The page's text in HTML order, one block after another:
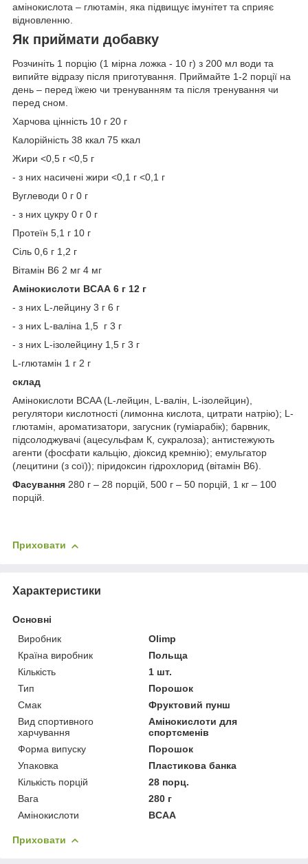
амінокислота – глютамін, яка підвищує імунітет та сприяє
відновленню.
Як приймати добавку
Розчиніть 1 порцію (1 мірна ложка - 10 г) з 200 мл води та
випийте відразу після приготування. Приймайте 1-2 порції на
день – перед їжею чи тренуванням та після тренування чи
перед сном.
Харчова цінність 10 г 20 г
Калорійність 38 ккал 75 ккал
Жири <0,5 г <0,5 г
- з них насичені жири <0,1 г <0,1 г
Вуглеводи 0 г 0 г
- з них цукру 0 г 0 г
Протеїн 5,1 г 10 г
Сіль 0,6 г 1,2 г
Вітамін B6 2 мг 4 мг
Амінокислоти BCAA 6 г 12 г
- з них L-лейцину 3 г 6 г
- з них L-валіна 1,5 г 3 г
- з них L-ізолейцину 1,5 г 3 г
L-глютамін 1 г 2 г
склад
Амінокислоти BCAA (L-лейцин, L-валін, L-ізолейцин),
регулятори кислотності (лимонна кислота, цитрати натрію); L-
глютамін, ароматизатори, загусник (гуміарабік); барвник,
підсолоджувачі (ацесульфам К, сукралоза); антистежують
агенти (фосфати кальцію, діоксид кремнію); емульгатор
(лецитини (з сої)); піридоксин гідрохлорид (вітамін B6).
Фасування 280 г – 28 порцій, 500 г – 50 порцій, 1 кг – 100
порцій.
Приховати
Характеристики
Основні
Виробник
Olimp
Країна виробник
Польща
Кількість
1 шт.
Тип
Порошок
Смак
Фруктовий пунш
Вид спортивного
харчування
Амінокислоти для
спортсменів
Форма випуску
Порошок
Упаковка
Пластикова банка
Кількість порцій
28 порц.
Вага
280 г
Амінокислоти
BCAA
Приховати